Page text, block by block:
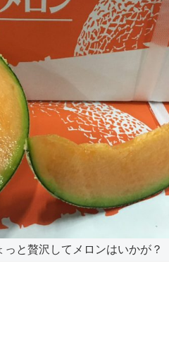
っと贅沢してメロンはいかが？